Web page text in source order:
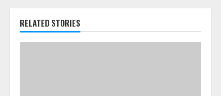
RELATED STORIES